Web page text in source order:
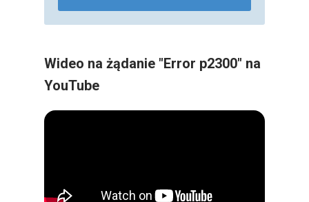
Wideo na żądanie "Error p2300" na
YouTube